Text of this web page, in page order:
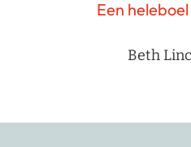
Een
Beth